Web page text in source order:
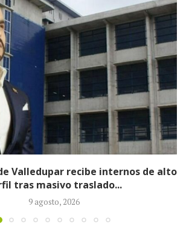
admitió para estudio
suspensión de posesión de...
4 agosto, 2026